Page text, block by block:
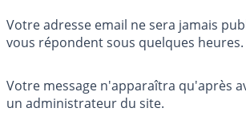
Votre adresse email ne sera jamais
vous répondent sous quelques heures.
Votre message n'apparaîtra qu'après
un administrateur du site.